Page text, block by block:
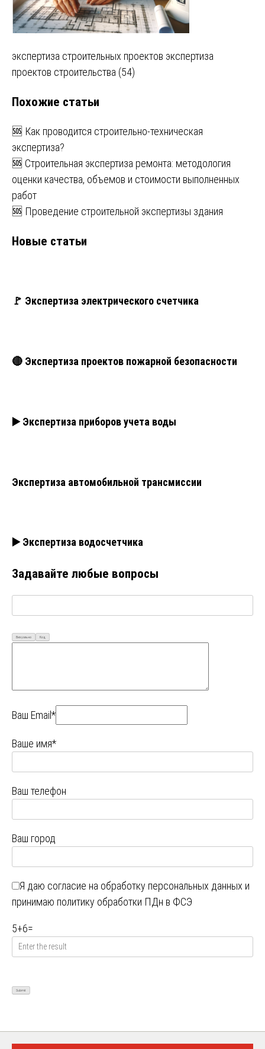
Навигация
по
записям
экспертиза строительных проектов экспертиза
проектов строительства (54)
Похожие статьи
🆘 Как проводится строительно-техническая
экспертиза?
🆘 Строительная экспертиза ремонта: методология
оценки качества, объемов и стоимости выполненных
работ
🆘 Проведение строительной экспертизы здания
Новые статьи
🚩 Экспертиза электрического счетчика
🔴 Экспертиза проектов пожарной безопасности
▶️ Экспертиза приборов учета воды
Экспертиза автомобильной трансмиссии
▶️ Экспертиза водосчетчика
Задавайте любые вопросы
Визуально Код
Ваш Email*
Ваше имя*
Ваш телефон
Ваш город
Я даю согласие на обработку персональных данных и
принимаю политику обработки ПДн в ФСЭ
5+6=